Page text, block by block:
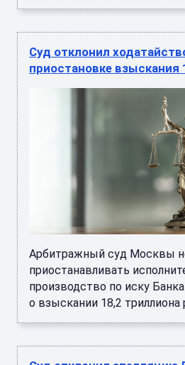
Суд отклонил
приостановке взыскания
Арбитражный суд Москвы
приостанавливать
производство по иску
о взыскании 18,2 триллиона